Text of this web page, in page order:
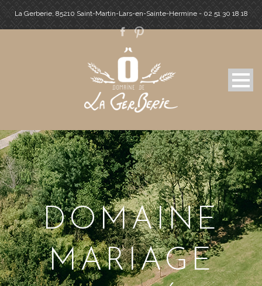
La Gerberie, 85210 Saint-Martin-Lars-en-Sainte-Hermine - 02 51 30 18 18
DOMAINE
MARIAGE